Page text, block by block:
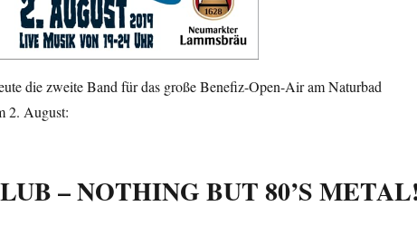
die zweite Band für das große Benefiz-Open-Air am Naturbad
2. August:
– NOTHING BUT 80’S